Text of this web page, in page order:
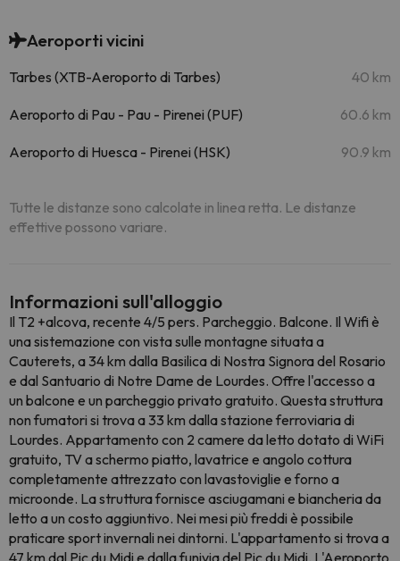
Aeroporti vicini
Tarbes (XTB-Aeroporto di Tarbes) 40 km
Aeroporto di Pau - Pau - Pirenei (PUF) 60.6 km
Aeroporto di Huesca - Pirenei (HSK) 90.9 km
Tutte le distanze sono calcolate in linea retta. Le distanze
effettive possono variare.
Informazioni sull'alloggio
Il T2 +alcova, recente 4/5 pers. Parcheggio. Balcone. Il Wifi è
una sistemazione con vista sulle montagne situata a
Cauterets, a 34 km dalla Basilica di Nostra Signora del Rosario
e dal Santuario di Notre Dame de Lourdes. Offre l'accesso a
un balcone e un parcheggio privato gratuito. Questa struttura
non fumatori si trova a 33 km dalla stazione ferroviaria di
Lourdes. Appartamento con 2 camere da letto dotato di WiFi
gratuito, TV a schermo piatto, lavatrice e angolo cottura
completamente attrezzato con lavastoviglie e forno a
microonde. La struttura fornisce asciugamani e biancheria da
letto a un costo aggiuntivo. Nei mesi più freddi è possibile
praticare sport invernali nei dintorni. L'appartamento si trova a
47 km dal Pic du Midi e dalla funivia del Pic du Midi. L'Aeroporto